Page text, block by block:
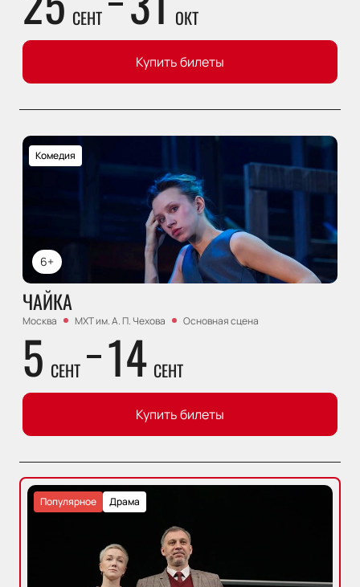
СЕНТ ОКТ
Купить билеты
6+
Комедия
ЧАЙКА
Москва МХТ им. А. П. Чехова Основная сцена
5 СЕНТ 14 СЕНТ
Купить билеты
Драма
Популярное